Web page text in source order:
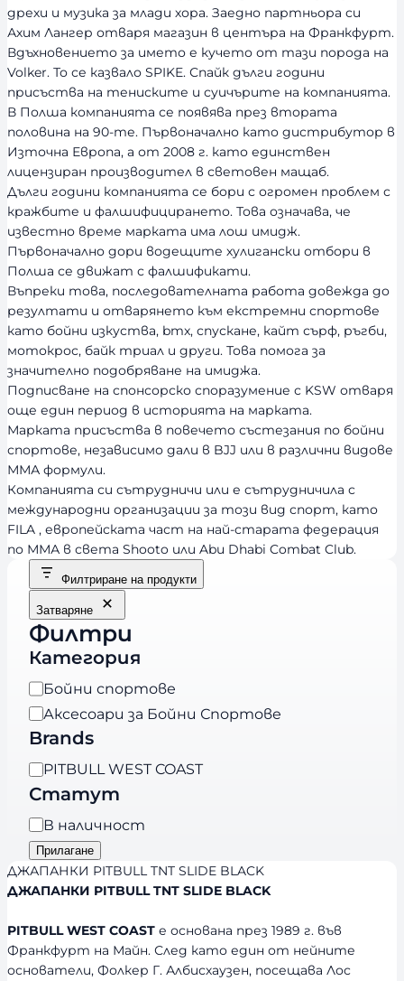
дрехи и музика за млади хора. Заедно партньора си
Ахим Лангер отваря магазин в центъра на Франкфурт.
Вдъхновението за името е кучето от тази порода на
Volker. То се казвало SPIKE. Спайк дълги години
присъства на тениските и суичърите на компанията.
В Полша компанията се появява през втората
половина на 90-те. Първоначално като дистрибутор в
Източна Европа, а от 2008 г. като единствен
лицензиран производител в световен мащаб.
Дълги години компанията се бори с огромен проблем с
кражбите и фалшифицирането. Това означава, че
известно време марката има лош имидж.
Първоначално дори водещите хулигански отбори в
Полша се движат с фалшификати.
Въпреки това, последователната работа довежда до
резултати и отварянето към екстремни спортове
като бойни изкуства, bmx, спускане, кайт сърф, ръгби,
мотокрос, байк триал и други. Това помога за
значително подобряване на имиджа.
Подписване на спонсорско споразумение с KSW отваря
още един период в историята на марката.
Марката присъства в повечето състезания по бойни
спортове, независимо дали в BJJ или в различни видове
ММА формули.
Компанията си сътрудничи или е сътрудничила с
международни организации за този вид спорт, като
FILA , европейската част на най-старата федерация
по ММА в света Shooto или Abu Dhabi Combat Club.
Филтриране на продукти
Затваряне
Филтри
Категория
К
а
т
г
о
р
и
я
Бойни спортове
Аксесоари за Бойни Спортове
Brands
B
r
a
n
d
s
PITBULL WEST COAST
Статут
Н
а
л
и
н
о
В наличност
Прилагане
ДЖАПАНКИ PITBULL TNT SLIDE BLACK
ДЖАПАНКИ PITBULL TNT SLIDE BLACK
PITBULL WEST COAST е основана през 1989 г. във
Франкфурт на Майн. След като един от нейните
основатели, Фолкер Г. Албисхаузен, посещава Лос